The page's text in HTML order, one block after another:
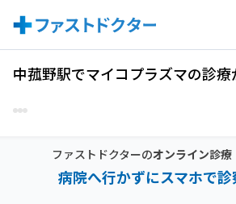
中菰野駅でマイコプラズマの診
ファストドクターのオンライン診療
病院へ行かずにスマホで